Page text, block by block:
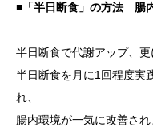
■「半日断食」の方法 腸
半日断食で代謝アップ、
半日断食を月に1回程度実
れ、
腸内環境が一気に改善され